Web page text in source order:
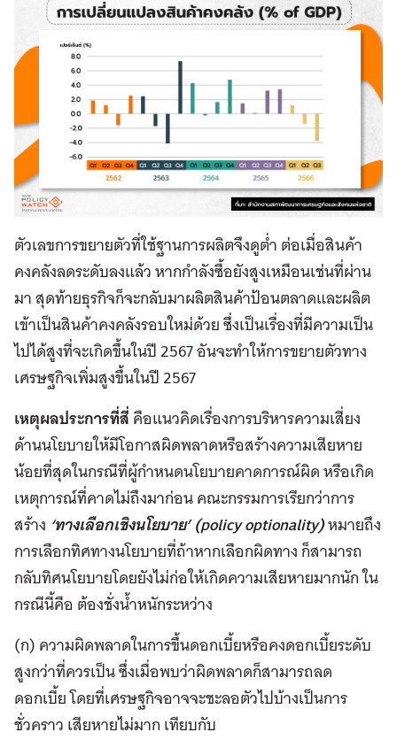
ตัวเลขการขยายตัวที่ใช้ฐานการผลิตจึงดูต่ำ ต่อเมื่อสินค้า
คงคลังลดระดับลงแล้ว หากกำลังซื้อยังสูงเหมือนเช่นที่ผ่าน
มา สุดท้ายธุรกิจก็จะกลับมาผลิตสินค้าป้อนตลาดและผลิต
เข้าเป็นสินค้าคงคลังรอบใหม่ด้วย ซึ่งเป็นเรื่องที่มีความเป็น
ไปได้สูงที่จะเกิดขึ้นในปี 2567 อันจะทำให้การขยายตัวทาง
เศรษฐกิจเพิ่มสูงขึ้นในปี 2567
เหตุผลประการที่สี่คือแนวคิดเรื่องการบริหารความเสี่ยง
ด้านนโยบายให้มีโอกาสผิดพลาดหรือสร้างความเสียหาย
น้อยที่สุดในกรณีที่ผู้กำหนดนโยบายคาดการณ์ผิด หรือเกิด
เหตุการณ์ที่คาดไม่ถึงมาก่อน คณะกรรมการเรียกว่าการ
สร้าง ‘ทางเลือกเชิงนโยบาย’ (policy optionality)หมายถึง
การเลือกทิศทางนโยบายที่ถ้าหากเลือกผิดทาง ก็สามารถ
กลับทิศนโยบายโดยยังไม่ก่อให้เกิดความเสียหายมากนัก ใน
กรณีนี้คือ ต้องชั่งน้ำหนักระหว่าง
(ก) ความผิดพลาดในการขึ้นดอกเบี้ยหรือคงดอกเบี้ยระดับ
สูงกว่าที่ควรเป็น ซึ่งเมื่อพบว่าผิดพลาดก็สามารถลด
ดอกเบี้ย โดยที่เศรษฐกิจอาจจะชะลอตัวไปบ้างเป็นการ
ชั่วคราว เสียหายไม่มาก เทียบกับ